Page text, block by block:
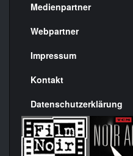
Menülinks
rechte
Seite
Medienpartner
Webpartner
Impressum
Kontakt
Datenschutzerklärung